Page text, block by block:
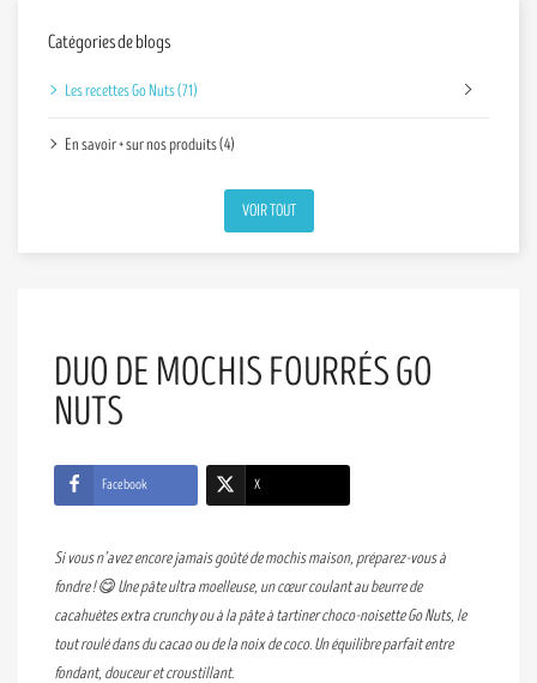
Catégories de blogs
Les recettes Go Nuts (71)
En savoir + sur nos produits (4)
VOIR TOUT
DUO DE MOCHIS FOURRÉS GO
NUTS
Facebook X
Si vous n’avez encore jamais goûté de mochis maison, préparez-vous à
fondre ! 😋 Une pâte ultra moelleuse, un cœur coulant au beurre de
cacahuètes extra crunchy ou à la pâte à tartiner choco-noisette Go Nuts, le
tout roulé dans du cacao ou de la noix de coco. Un équilibre parfait entre
fondant, douceur et croustillant.